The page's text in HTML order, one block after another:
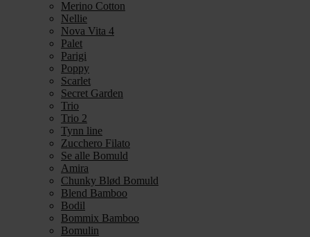
Merino Cotton
Nellie
Nova Vita 4
Palet
Parigi
Poppy
Scarlet
Secret Garden
Trio
Trio 2
Tynn line
Zucchero Filato
Se alle Bomuld
Amira
Chunky Blød Bomuld
Blend Bamboo
Bodil
Bommix Bamboo
Bomulin